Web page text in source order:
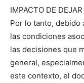
IMPACTO DE
Por lo tanto, debido
las condiciones
las decisiones que
general,
este contexto, el